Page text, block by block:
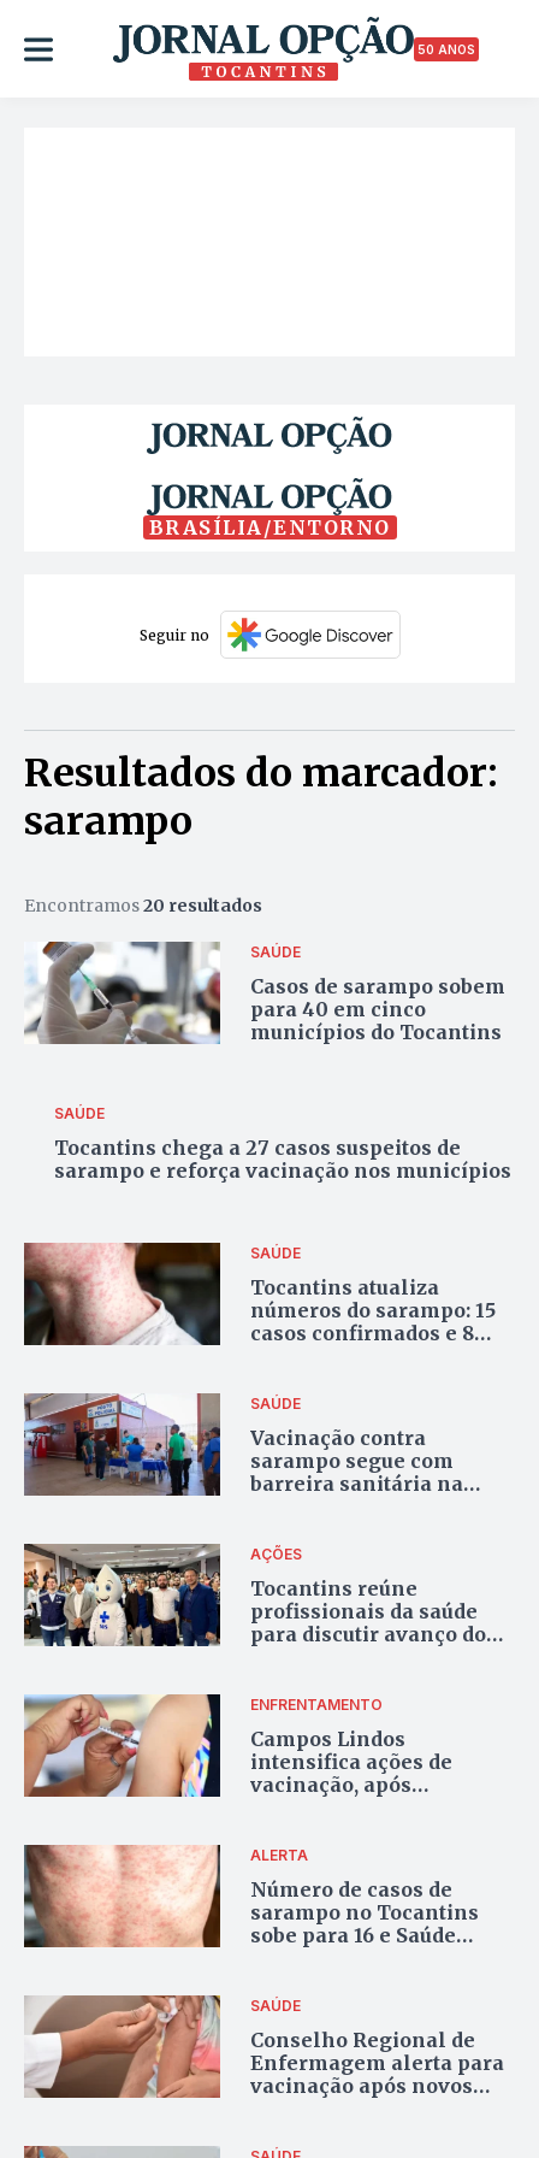
50 ANOS
BRASÍLIA/ENTORNO
Seguir no
Resultados do marcador:
sarampo
Encontramos20 resultados
SAÚDE
Casos de sarampo sobem
para 40 em cinco
municípios do Tocantins
SAÚDE
Tocantins chega a 27 casos suspeitos de
sarampo e reforça vacinação nos municípios
SAÚDE
Tocantins atualiza
números do sarampo: 15
casos confirmados e 8
SAÚDE
Vacinação contra
sarampo segue com
barreira sanitária na
AÇÕES
Tocantins reúne
profissionais da saúde
para discutir avanço do
ENFRENTAMENTO
Campos Lindos
intensifica ações de
vacinação, após
ALERTA
Número de casos de
sarampo no Tocantins
sobe para 16 e Saúde
SAÚDE
Conselho Regional de
Enfermagem alerta para
vacinação após novos